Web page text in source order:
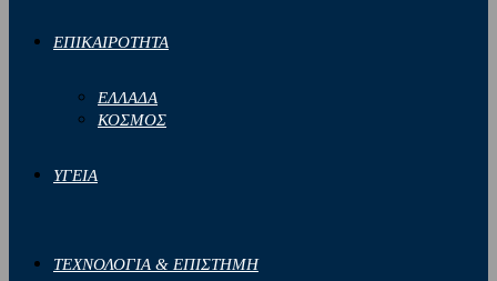
ΕΠΙΚΑΙΡΟΤΗΤΑ
ΕΛΛΑΔΑ
ΚΟΣΜΟΣ
ΥΓΕΙΑ
ΤΕΧΝΟΛΟΓΙΑ & ΕΠΙΣΤΗΜΗ